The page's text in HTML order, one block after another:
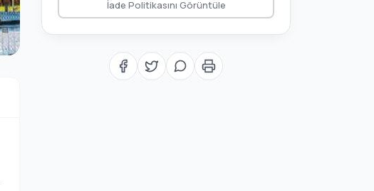
İade Politikasını Görüntüle